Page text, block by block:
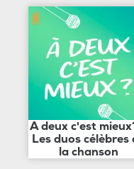
A deux c'est
Les duos célèbres
la chanson